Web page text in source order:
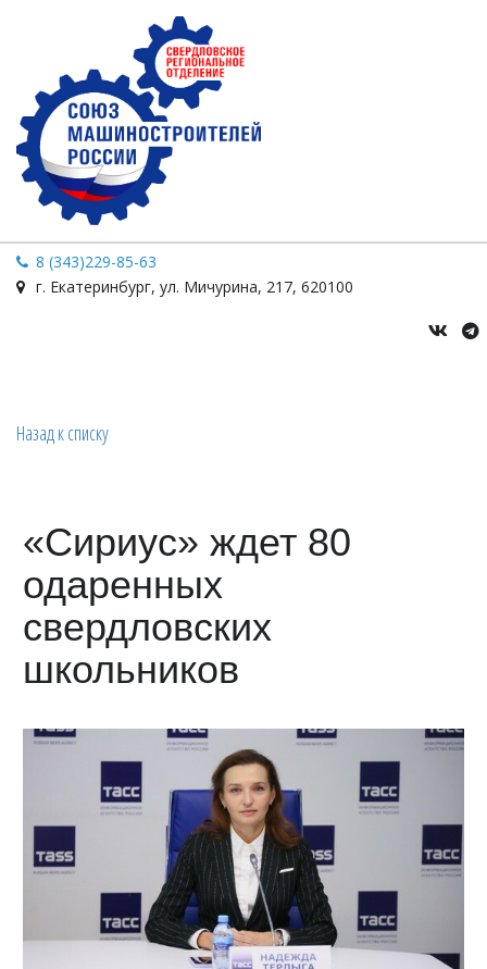
8 (343)229-85-63
г. Екатеринбург, ул. Мичурина, 217, 620100
Назад к списку
«Сириус» ждет 80
одаренных
свердловских
школьников